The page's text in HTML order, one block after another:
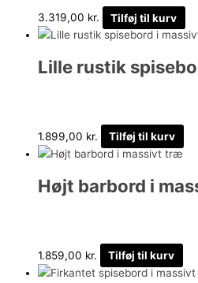
3.319,00 kr. Tilføj til kurv
Lille rustik
1.899,00 kr. Tilføj til kurv
Højt barbord i
1.859,00 kr. Tilføj til kurv